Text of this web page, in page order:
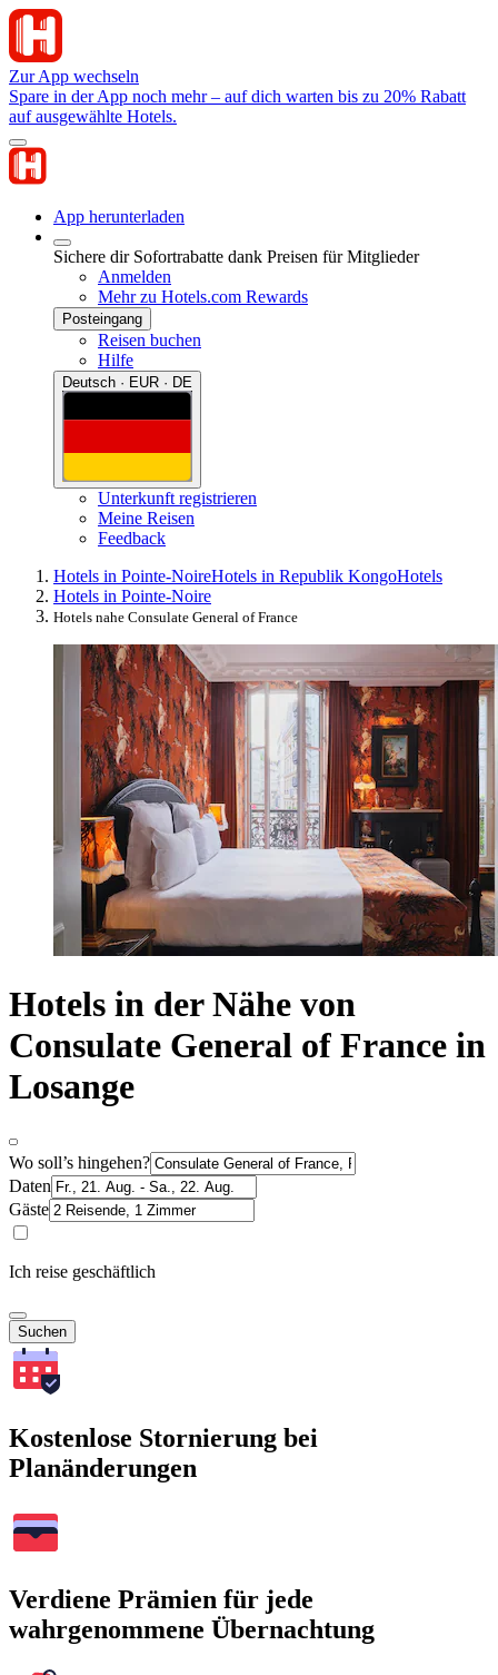
Zur App wechseln
Spare in der App noch mehr – auf dich warten bis zu 20% Rabatt
auf ausgewählte Hotels.
App herunterladen
Sichere dir Sofortrabatte dank Preisen für Mitglieder
Anmelden
Mehr zu Hotels.com Rewards
Posteingang
Reisen buchen
Hilfe
Deutsch · EUR · DE
Unterkunft registrieren
Meine Reisen
Feedback
Hotels in Pointe-NoireHotels in Republik KongoHotels
Hotels in Pointe-Noire
Hotels nahe Consulate General of France
Hotels in der Nähe von
Consulate General of France in
Losange
Wo soll’s hingehen?
Daten
Gäste
Ich reise geschäftlich
Suchen
Kostenlose Stornierung bei
Planänderungen
Verdiene Prämien für jede
wahrgenommene Übernachtung